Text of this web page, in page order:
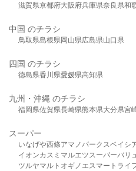
滋賀県京都府大阪府兵庫県奈良県和
中国 のチラシ
鳥取県島根県岡山県広島県山口県
四国 のチラシ
徳島県香川県愛媛県高知県
九州・沖縄 のチラシ
福岡県佐賀県長崎県熊本県大分県宮
スーパー
いなげや西條アマノパークスベイシ
イオンカスミ マルエツスーパーバリ
ツルヤマルト オギノ エスマート ライ